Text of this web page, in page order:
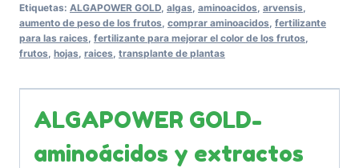
Etiquetas: ALGAPOWER GOLD algas aminoacidos arvensis
aumento de peso de los frutos comprar aminoacidos fertilizante
para las raices fertilizante para mejorar el color de los frutos
frutos hojas raices transplante de plantas
ALGAPOWER GOLD-
aminoácidos y extractos